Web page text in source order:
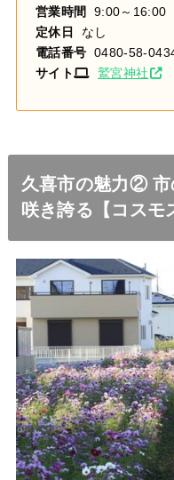
営業時間 9:00～16:00
定休日 なし
電話番号 0480-58-
サイト
鷲宮神社
久喜市の魅力② 市
咲き誇る【コスモ